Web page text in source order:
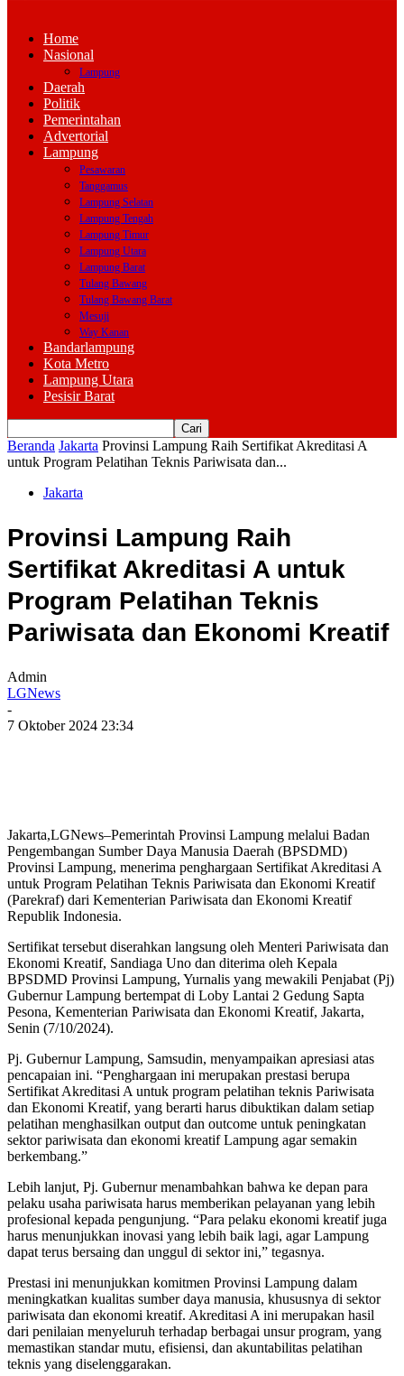
Home
Nasional
Lampung
Daerah
Politik
Pemerintahan
Advertorial
Lampung
Pesawaran
Tanggamus
Lampung Selatan
Lampung Tengah
Lampung Timur
Lampung Utara
Lampung Barat
Tulang Bawang
Tulang Bawang Barat
Mesuji
Way Kanan
Bandarlampung
Kota Metro
Lampung Utara
Pesisir Barat
Beranda Jakarta Provinsi Lampung Raih Sertifikat Akreditasi A
untuk Program Pelatihan Teknis Pariwisata dan...
Jakarta
Provinsi Lampung Raih
Sertifikat Akreditasi A untuk
Program Pelatihan Teknis
Pariwisata dan Ekonomi Kreatif
Admin
LGNews
-
7 Oktober 2024 23:34
Jakarta,LGNews–Pemerintah Provinsi Lampung melalui Badan
Pengembangan Sumber Daya Manusia Daerah (BPSDMD)
Provinsi Lampung, menerima penghargaan Sertifikat Akreditasi A
untuk Program Pelatihan Teknis Pariwisata dan Ekonomi Kreatif
(Parekraf) dari Kementerian Pariwisata dan Ekonomi Kreatif
Republik Indonesia.
Sertifikat tersebut diserahkan langsung oleh Menteri Pariwisata dan
Ekonomi Kreatif, Sandiaga Uno dan diterima oleh Kepala
BPSDMD Provinsi Lampung, Yurnalis yang mewakili Penjabat (Pj)
Gubernur Lampung bertempat di Loby Lantai 2 Gedung Sapta
Pesona, Kementerian Pariwisata dan Ekonomi Kreatif, Jakarta,
Senin (7/10/2024).
Pj. Gubernur Lampung, Samsudin, menyampaikan apresiasi atas
pencapaian ini. “Penghargaan ini merupakan prestasi berupa
Sertifikat Akreditasi A untuk program pelatihan teknis Pariwisata
dan Ekonomi Kreatif, yang berarti harus dibuktikan dalam setiap
pelatihan menghasilkan output dan outcome untuk peningkatan
sektor pariwisata dan ekonomi kreatif Lampung agar semakin
berkembang.”
Lebih lanjut, Pj. Gubernur menambahkan bahwa ke depan para
pelaku usaha pariwisata harus memberikan pelayanan yang lebih
profesional kepada pengunjung. “Para pelaku ekonomi kreatif juga
harus menunjukkan inovasi yang lebih baik lagi, agar Lampung
dapat terus bersaing dan unggul di sektor ini,” tegasnya.
Prestasi ini menunjukkan komitmen Provinsi Lampung dalam
meningkatkan kualitas sumber daya manusia, khususnya di sektor
pariwisata dan ekonomi kreatif. Akreditasi A ini merupakan hasil
dari penilaian menyeluruh terhadap berbagai unsur program, yang
memastikan standar mutu, efisiensi, dan akuntabilitas pelatihan
teknis yang diselenggarakan.